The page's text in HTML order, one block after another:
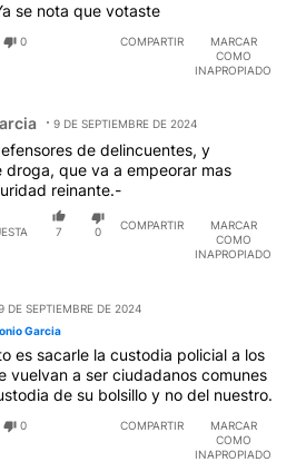
se nota que votaste
0 COMPARTIR
MARCAR
COMO
INAPROPIADO
Garcia.
9 DE SEPTIEMBRE DE 2024
de delincuentes, y
que va a empeorar mas
reinante.-
7 0
COMPARTIR
MARCAR
COMO
INAPROPIADO
DE SEPTIEMBRE DE 2024
Garcia
es sacarle la custodia policial a los
vuelvan a ser ciudadanos comunes
de su bolsillo y no del nuestro.
0 COMPARTIR
MARCAR
COMO
INAPROPIADO